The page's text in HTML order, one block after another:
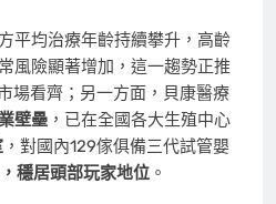
平均治療年齡持續攀升，高齡
風險顯著增加，這一趨勢正推
場看齊；另一方面，貝康醫療
壁壘 ，已在全國各大生殖中心
，對國內129傢俱備三代試管嬰
，穩居頭部玩家地位 。